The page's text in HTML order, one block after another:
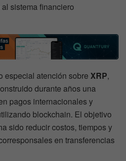
sistema financiero
especial atención sobre XRP,
durante años una
pagos internacionales y
blockchain. El objetivo
sido reducir costos, tiempos y
en transferencias